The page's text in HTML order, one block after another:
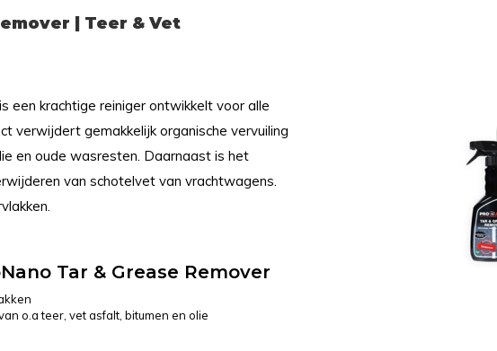
| Teer & Vet
is een krachtige reiniger ontwikkelt voor alle
verwijdert gemakkelijk organische vervuiling
en oude wasresten. Daarnaast is het
van schotelvet van vrachtwagens.
Tar & Grease Remover
o.a teer, vet asfalt, bitumen en olie